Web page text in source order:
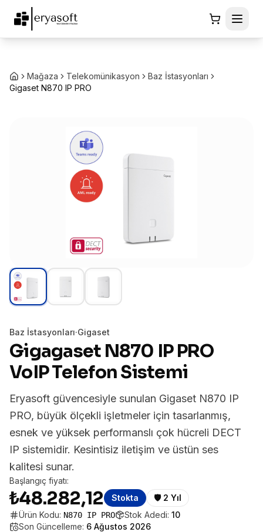
Mağaza Telekomünikasyon
Baz İstasyonları
Gigaset N870 IP PRO
Baz İstasyonları·Gigaset
Gigagaset N870 IP PRO
VoIP Telefon Sistemi
Eryasoft güvencesiyle sunulan Gigaset N870 IP
PRO, büyük ölçekli işletmeler için tasarlanmış,
esnek ve yüksek performanslı çok hücreli DECT
IP sistemidir. Kesintisiz iletişim ve üstün ses
kalitesi sunar.
Başlangıç fiyatı:
₺48.282,12 Stokta 🛡️ 2 Yıl
Ürün Kodu: N870 IP PRO Stok Adedi: 10
Son Güncelleme: 6 Ağustos 2026